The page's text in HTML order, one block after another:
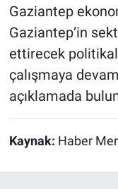
Gaziantep
Gaziantep’in
ettirecek
çalışmaya
açıklamada
Kaynak: Haber